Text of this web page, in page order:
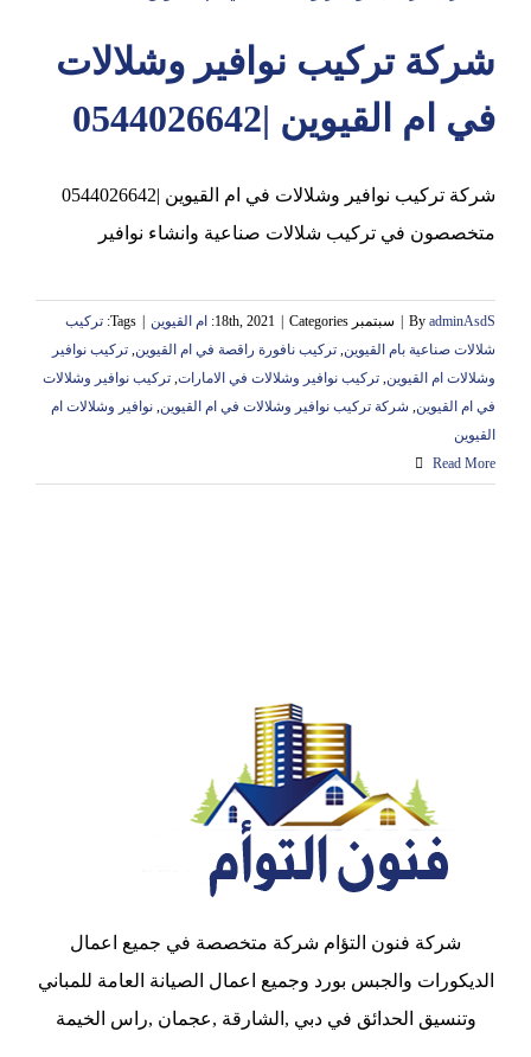
عجمانشركة تركيب نوافير وشلالات
في ام القيوين |0544026642
شركة تركيب نوافير وشلالات في ام القيوين |0544026642
متخصصون في تركيب شلالات صناعية وانشاء نوافير
By adminAsdS سبتمبر 18th, 2021 Categories: ام القيوين Tags: تركيب
شلالات صناعية بام القيوين, تركيب نافورة راقصة في ام القيوين, تركيب نوافير
وشلالات ام القيوين, تركيب نوافير وشلالات في الامارات, تركيب نوافير وشلالات
في ام القيوين, شركة تركيب نوافير وشلالات في ام القيوين, نوافير وشلالات ام
القيوين
Read More
شركة فنون التؤام شركة متخصصة في جميع اعمال
الديكورات والجبس بورد وجميع اعمال الصيانة العامة للمباني
وتنسيق الحدائق في دبي ,الشارقة ,عجمان ,راس الخيمة